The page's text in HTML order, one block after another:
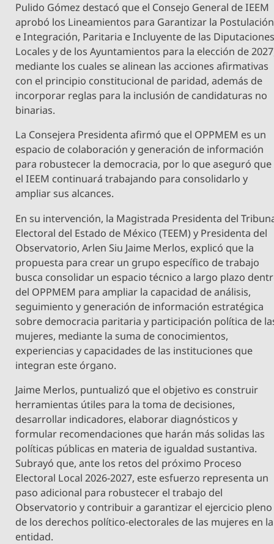
Pulido Gómez destacó que el Consejo General de IEEM
aprobó los Lineamientos para Garantizar la Postulación
e Integración, Paritaria e Incluyente de las
Locales y de los Ayuntamientos para la elección de
mediante los cuales se alinean las acciones afirmativas
con el principio constitucional de paridad, además de
incorporar reglas para la inclusión de candidaturas no
binarias.
La Consejera Presidenta afirmó que el OPPMEM es un
espacio de colaboración y generación de información
para robustecer la democracia, por lo que aseguró que
el IEEM continuará trabajando para consolidarlo y
ampliar sus alcances.
En su intervención, la Magistrada Presidenta del
Electoral del Estado de México (TEEM) y Presidenta del
Observatorio, Arlen Siu Jaime Merlos, explicó que la
propuesta para crear un grupo específico de trabajo
busca consolidar un espacio técnico a largo plazo
del OPPMEM para ampliar la capacidad de análisis,
seguimiento y generación de información estratégica
sobre democracia paritaria y participación política de
mujeres, mediante la suma de conocimientos,
experiencias y capacidades de las instituciones que
integran este órgano.
Jaime Merlos, puntualizó que el objetivo es construir
herramientas útiles para la toma de decisiones,
desarrollar indicadores, elaborar diagnósticos y
formular recomendaciones que harán más solidas las
políticas públicas en materia de igualdad sustantiva.
Subrayó que, ante los retos del próximo Proceso
Electoral Local 2026-2027, este esfuerzo representa un
paso adicional para robustecer el trabajo del
Observatorio y contribuir a garantizar el ejercicio pleno
de los derechos político-electorales de las mujeres en la
entidad.